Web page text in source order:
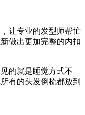
让专业的发型师帮忙
做出更加完整的内扣
的就是睡觉方式不
有的头发倒梳都放到